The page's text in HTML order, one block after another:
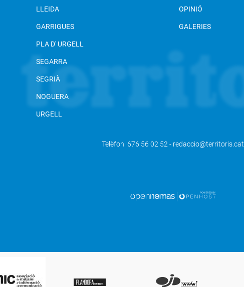
LLEIDA
GARRIGUES
PLA D' URGELL
SEGARRA
SEGRIÀ
NOGUERA
URGELL
OPINIÓ
GALERIES
Telèfon 676 56 02 52 - redaccio@territoris.cat